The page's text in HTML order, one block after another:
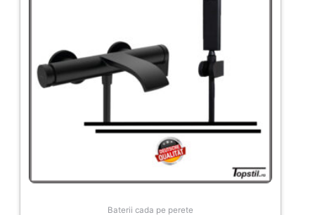
Baterii cada pe perete